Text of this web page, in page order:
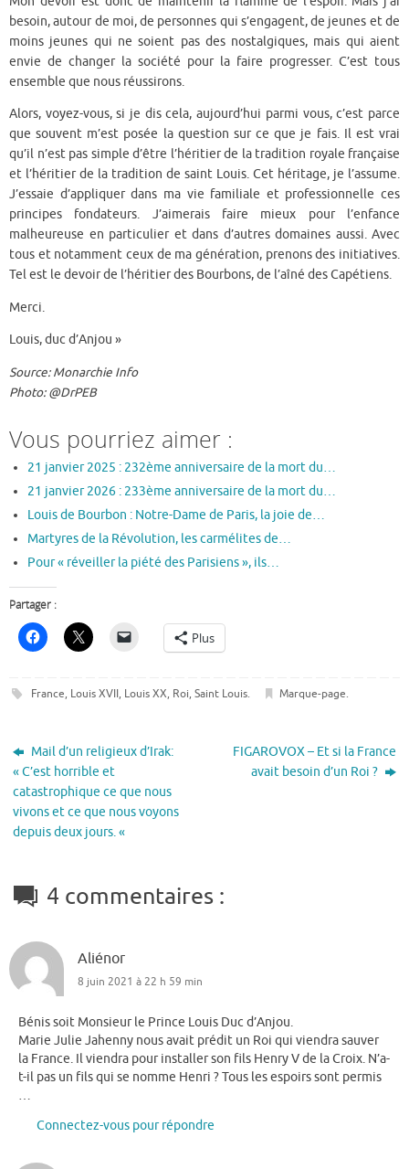
besoin, autour de moi, de personnes qui s’engagent, de jeunes et de
moins jeunes qui ne soient pas des nostalgiques, mais qui aient
envie de changer la société pour la faire progresser. C’est tous
ensemble que nous réussirons.
Alors, voyez-vous, si je dis cela, aujourd’hui parmi vous, c’est parce
que souvent m’est posée la question sur ce que je fais. Il est vrai
qu’il n’est pas simple d’être l’héritier de la tradition royale française
et l’héritier de la tradition de saint Louis. Cet héritage, je l’assume.
J’essaie d’appliquer dans ma vie familiale et professionnelle ces
principes fondateurs. J’aimerais faire mieux pour l’enfance
malheureuse en particulier et dans d’autres domaines aussi. Avec
tous et notamment ceux de ma génération, prenons des initiatives.
Tel est le devoir de l’héritier des Bourbons, de l’aîné des Capétiens.
Merci.
Louis, duc d’Anjou »
Source: Monarchie Info
Photo: @DrPEB
Vous pourriez aimer :
21 janvier 2025 : 232ème anniversaire de la mort du…
21 janvier 2026 : 233ème anniversaire de la mort du…
Louis de Bourbon : Notre-Dame de Paris, la joie de…
Martyres de la Révolution, les carmélites de…
Pour « réveiller la piété des Parisiens », ils…
Partager :
Plus
France, Louis XVII, Louis XX, Roi, Saint Louis. Marque-page.
Mail d’un religieux d’Irak:
« C’est horrible et
catastrophique ce que nous
vivons et ce que nous voyons
depuis deux jours. «
FIGAROVOX – Et si la France
avait besoin d’un Roi ?
4 commentaires :
Aliénor
8 juin 2021 à 22 h 59 min
Bénis soit Monsieur le Prince Louis Duc d’Anjou.
Marie Julie Jahenny nous avait prédit un Roi qui viendra sauver
la France. Il viendra pour installer son fils Henry V de la Croix. N’a-
t-il pas un fils qui se nomme Henri ? Tous les espoirs sont permis
…
Connectez-vous pour répondre